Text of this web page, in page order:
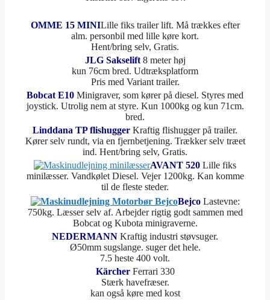
OMME 15 MINILille fiks trailer lift. Må trækkes efter
alm. personbil med lille køre kort.
Hent/bring selv, Gratis.
JLG Sakselift 8 meter høj
kun 76cm bred. Udtræksplatform
Pris med Variant trailer.
Bobcat E10 Minigraver, som kører på diesel. Styres med
joystick. Utrolig nem at styre. Kun 1000kg og kun 71cm.
bred.
Linddana TP flishugger Kraftig flishugger på trailer.
Kører selv rundt, via en fjernbetjening. Trækker selv træet
ind. Hent/bring selv, Gratis.
AVANT 520 Lille fiks
minilæsser. Vandkølet Diesel. Vejer 1200kg. Kan komme
til de fleste steder.
Bejco Lastevne:
750kg. Læsser selv af. Arbejder rigtig godt sammen med
Bobcat og Kubota minigraverne.
NEDERMANN Kraftig industri støvsuger.
Ø50mm sugslange. suger det hele.
7.5 heste 400 volt.
Kärcher Ferrari 330
Stærk havefræser.
kan også køre med kost